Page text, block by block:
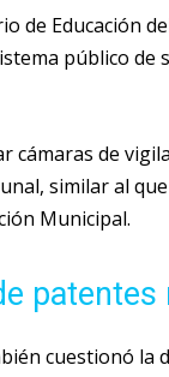
de Educación
público
de
similar al
Municipal.
patentes
cuestionó la